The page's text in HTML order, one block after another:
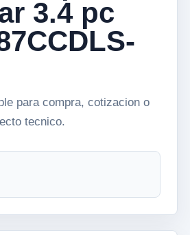
3.4 pc
para compra, cotizacion o
tecnico.